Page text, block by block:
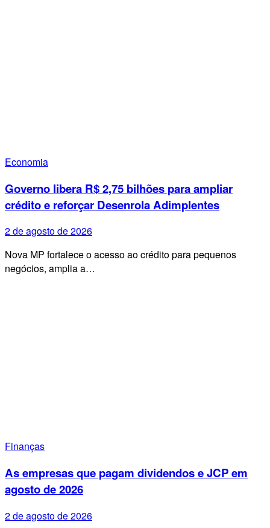
Economia
Governo libera R$ 2,75 bilhões para ampliar
crédito e reforçar Desenrola Adimplentes
2 de agosto de 2026
Nova MP fortalece o acesso ao crédito para pequenos
negócios, amplia a…
Finanças
As empresas que pagam dividendos e JCP em
agosto de 2026
2 de agosto de 2026